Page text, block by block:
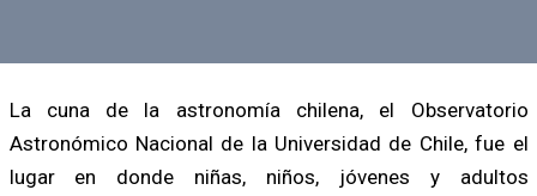
La cuna de la astronomía chilena, el Observatorio
Astronómico Nacional de la Universidad de Chile, fue el
lugar en donde niñas, niños, jóvenes y adultos